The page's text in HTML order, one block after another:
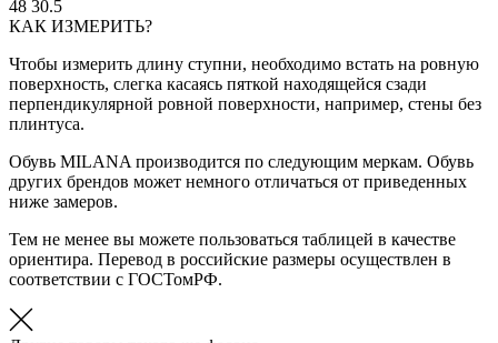
48 30.5
КАК ИЗМЕРИТЬ?
Чтобы измерить длину ступни, необходимо встать на ровную
поверхность, слегка касаясь пяткой находящейся сзади
перпендикулярной ровной поверхности, например, стены без
плинтуса.
Обувь MILANA производится по следующим меркам. Обувь
других брендов может немного отличаться от приведенных
ниже замеров.
Тем не менее вы можете пользоваться таблицей в качестве
ориентира. Перевод в российские размеры осуществлен в
соответствии с ГОСТомРФ.